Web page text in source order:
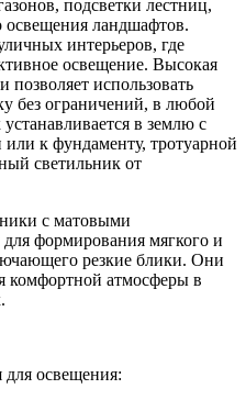
подсветки лестниц,
освещения ландшафтов.
интерьеров, где
освещение. Высокая
использовать
без ограничений, в любой
в землю с
к фундаменту, тротуарной
светильник от
с матовыми
формирования мягкого и
резкие блики. Они
комфортной атмосферы в
освещения: